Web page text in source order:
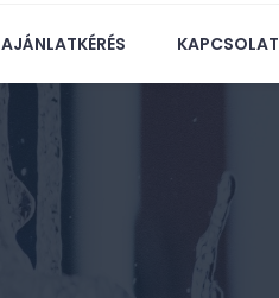
AJÁNLATKÉRÉS KAPCSOLAT